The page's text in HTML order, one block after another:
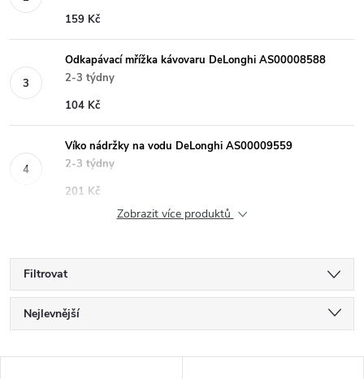
159 Kč
Odkapávací mřížka kávovaru DeLonghi AS00008588
2-3 týdny
104 Kč
Víko nádržky na vodu DeLonghi AS00009559
2-3 týdny
201 Kč
Zobrazit více produktů
Filtrovat
Ř
a
Nejlevnější